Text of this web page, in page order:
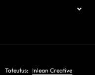

Toteutus: Inlean Creative